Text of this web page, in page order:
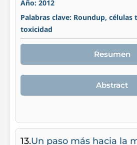
Año: 2012
Palabras clave: Roundup, células
toxicidad
Resumen
Abstract
13.Un paso más hacia la